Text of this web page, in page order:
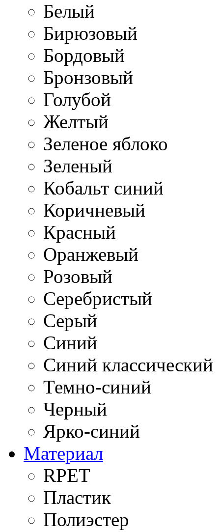
Белый
Бирюзовый
Бордовый
Бронзовый
Голубой
Желтый
Зеленое яблоко
Зеленый
Кобальт синий
Коричневый
Красный
Оранжевый
Розовый
Серебристый
Серый
Синий
Синий классический
Темно-синий
Черный
Ярко-синий
Материал
RPET
Пластик
Полиэстер